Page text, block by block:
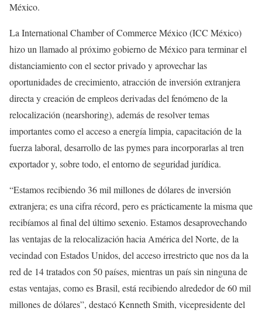
México.
La International Chamber of Commerce México (ICC México)
hizo un llamado al próximo gobierno de México para terminar el
distanciamiento con el sector privado y aprovechar las
oportunidades de crecimiento, atracción de inversión extranjera
directa y creación de empleos derivadas del fenómeno de la
relocalización (nearshoring), además de resolver temas
importantes como el acceso a energía limpia, capacitación de la
fuerza laboral, desarrollo de las pymes para incorporarlas al tren
exportador y, sobre todo, el entorno de seguridad jurídica.
“Estamos recibiendo 36 mil millones de dólares de inversión
extranjera; es una cifra récord, pero es prácticamente la misma que
recibíamos al final del último sexenio. Estamos desaprovechando
las ventajas de la relocalización hacia América del Norte, de la
vecindad con Estados Unidos, del acceso irrestricto que nos da la
red de 14 tratados con 50 países, mientras un país sin ninguna de
estas ventajas, como es Brasil, está recibiendo alrededor de 60 mil
millones de dólares”, destacó Kenneth Smith, vicepresidente del